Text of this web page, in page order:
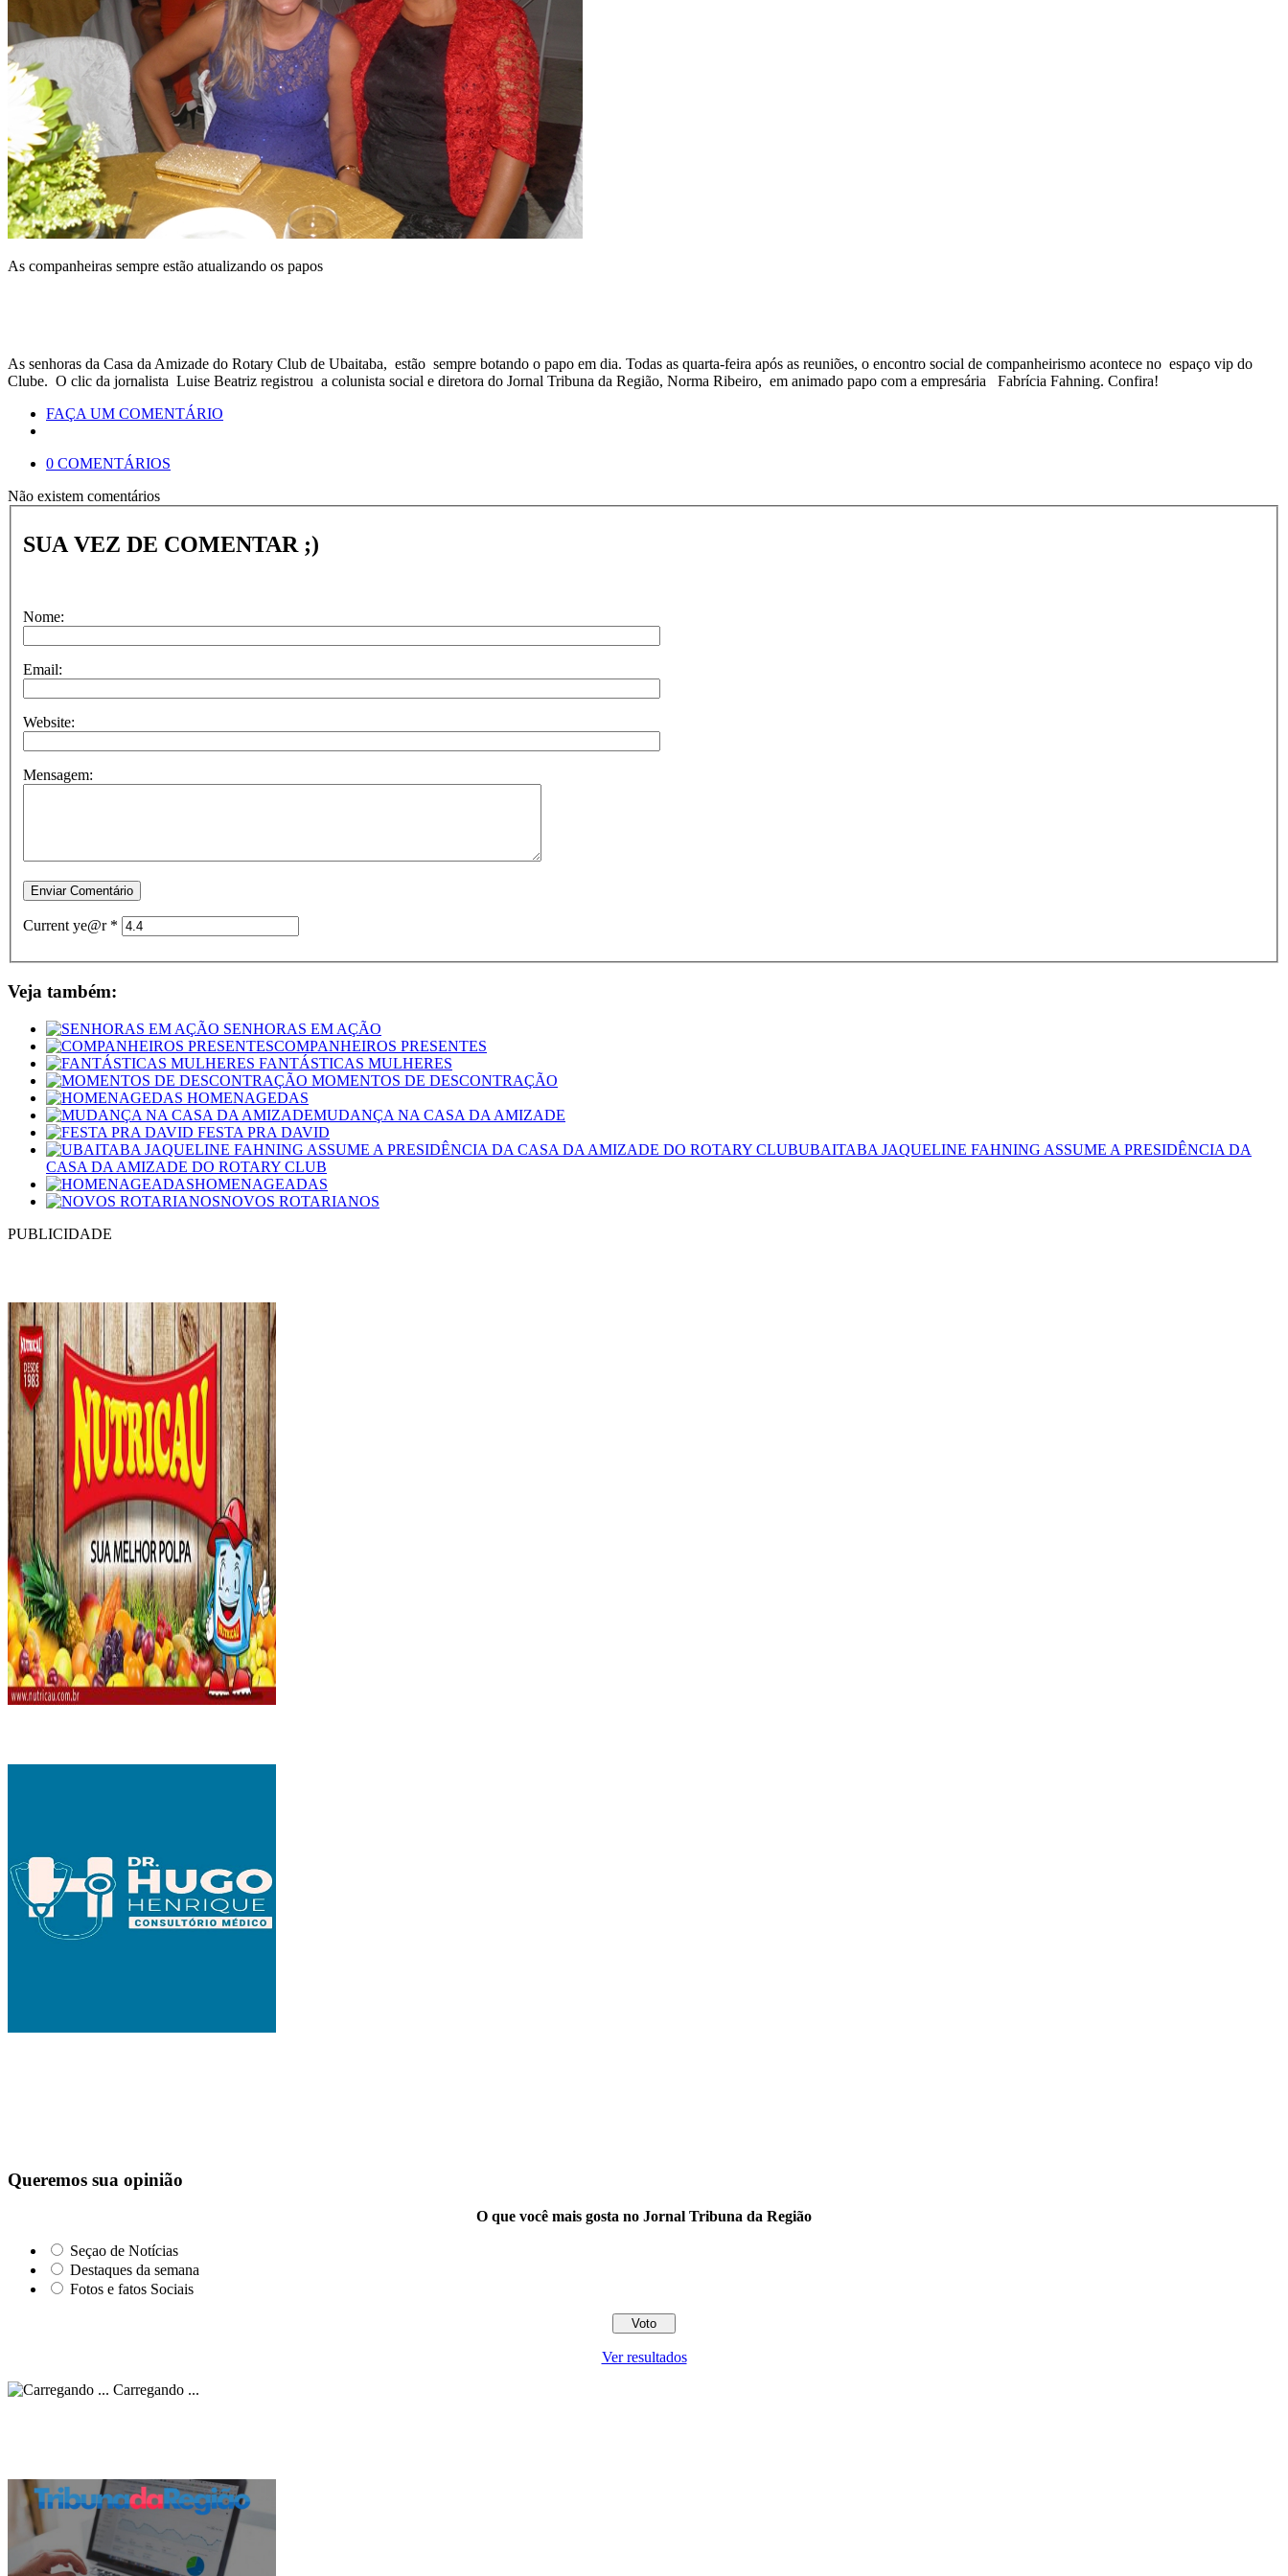
As companheiras sempre estão atualizando os papos
As senhoras da Casa da Amizade do Rotary Club de Ubaitaba, estão sempre botando o papo em dia. Todas as quarta-feira após as reuniões, o encontro social de companheirismo acontece no espaço vip do
Clube. O clic da jornalista Luise Beatriz registrou a colunista social e diretora do Jornal Tribuna da Região, Norma Ribeiro, em animado papo com a empresária Fabrícia Fahning. Confira!
FAÇA UM COMENTÁRIO
0 COMENTÁRIOS
Não existem comentários
SUA VEZ DE COMENTAR ;)
Nome:
Email:
Website:
Mensagem:
Current ye@r *
Veja também:
SENHORAS EM AÇÃO
COMPANHEIROS PRESENTES
FANTÁSTICAS MULHERES
MOMENTOS DE DESCONTRAÇÃO
HOMENAGEDAS
MUDANÇA NA CASA DA AMIZADE
FESTA PRA DAVID
UBAITABA JAQUELINE FAHNING ASSUME A PRESIDÊNCIA DA
CASA DA AMIZADE DO ROTARY CLUB
HOMENAGEADAS
NOVOS ROTARIANOS
PUBLICIDADE
Queremos sua opinião
O que você mais gosta no Jornal Tribuna da Região
Seçao de Notícias
Destaques da semana
Fotos e fatos Sociais
Ver resultados
Carregando ...